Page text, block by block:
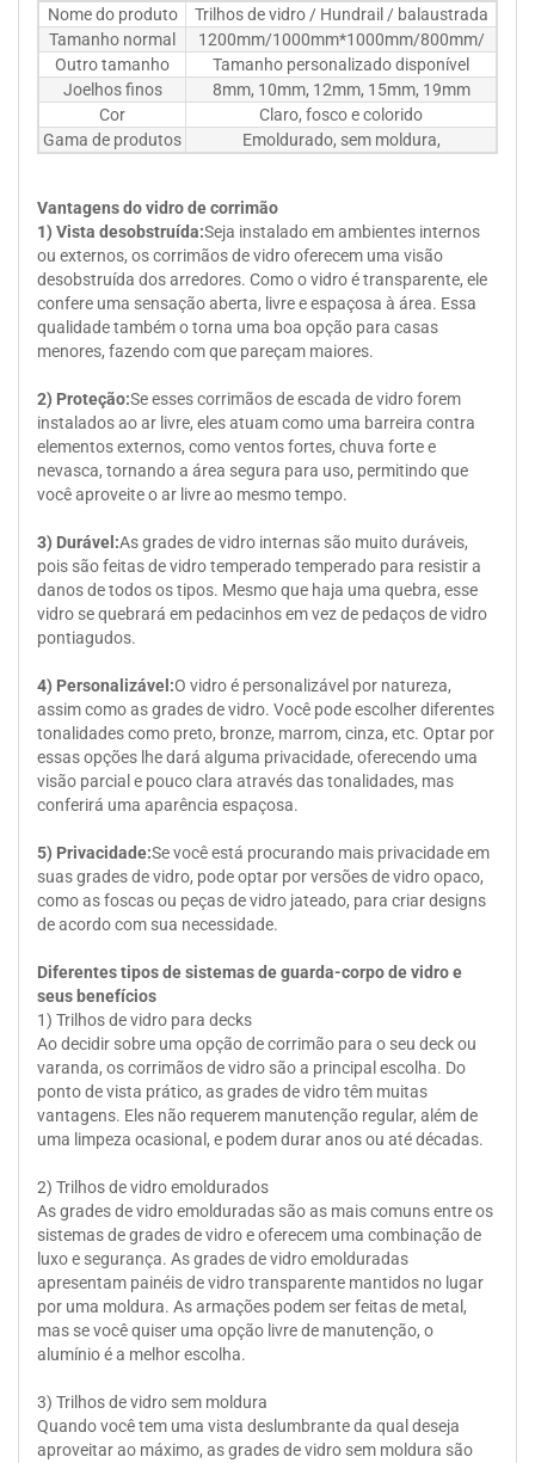
Nome do produto
Trilhos de vidro / Hundrail / balaustrada
Tamanho normal
1200mm/1000mm*1000mm/800mm/
Outro tamanho
Tamanho personalizado disponível
Joelhos finos
8mm, 10mm, 12mm, 15mm, 19mm
Cor
Claro, fosco e colorido
Gama de produtos
Emoldurado, sem moldura,
Vantagens do vidro de corrimão
1) Vista desobstruída:Seja instalado em ambientes internos
ou externos, os corrimãos de vidro oferecem uma visão
desobstruída dos arredores. Como o vidro é transparente, ele
confere uma sensação aberta, livre e espaçosa à área. Essa
qualidade também o torna uma boa opção para casas
menores, fazendo com que pareçam maiores.
2) Proteção:Se esses corrimãos de escada de vidro forem
instalados ao ar livre, eles atuam como uma barreira contra
elementos externos, como ventos fortes, chuva forte e
nevasca, tornando a área segura para uso, permitindo que
você aproveite o ar livre ao mesmo tempo.
3) Durável:As grades de vidro internas são muito duráveis,
pois são feitas de vidro temperado temperado para resistir a
danos de todos os tipos. Mesmo que haja uma quebra, esse
vidro se quebrará em pedacinhos em vez de pedaços de vidro
pontiagudos.
4) Personalizável:O vidro é personalizável por natureza,
assim como as grades de vidro. Você pode escolher diferentes
tonalidades como preto, bronze, marrom, cinza, etc. Optar por
essas opções lhe dará alguma privacidade, oferecendo uma
visão parcial e pouco clara através das tonalidades, mas
conferirá uma aparência espaçosa.
5) Privacidade:Se você está procurando mais privacidade em
suas grades de vidro, pode optar por versões de vidro opaco,
como as foscas ou peças de vidro jateado, para criar designs
de acordo com sua necessidade.
Diferentes tipos de sistemas de guarda-corpo de vidro e
seus benefícios
1) Trilhos de vidro para decks
Ao decidir sobre uma opção de corrimão para o seu deck ou
varanda, os corrimãos de vidro são a principal escolha. Do
ponto de vista prático, as grades de vidro têm muitas
vantagens. Eles não requerem manutenção regular, além de
uma limpeza ocasional, e podem durar anos ou até décadas.
2) Trilhos de vidro emoldurados
As grades de vidro emolduradas são as mais comuns entre os
sistemas de grades de vidro e oferecem uma combinação de
luxo e segurança. As grades de vidro emolduradas
apresentam painéis de vidro transparente mantidos no lugar
por uma moldura. As armações podem ser feitas de metal,
mas se você quiser uma opção livre de manutenção, o
alumínio é a melhor escolha.
3) Trilhos de vidro sem moldura
Quando você tem uma vista deslumbrante da qual deseja
aproveitar ao máximo, as grades de vidro sem moldura são